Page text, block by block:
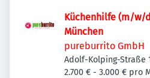
Küchenhilfe (m/w/
München
pureburrito GmbH
Adolf-Kolping-Straße
Deutschland
2.700 € - 3.000 € pro